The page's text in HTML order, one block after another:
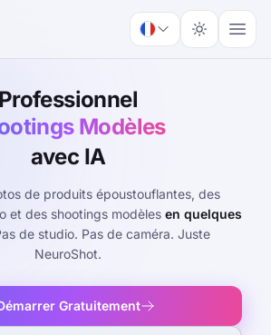
Professionnel
de Logo
avec IA
de produits époustouflantes, des
et des shootings modèles en quelques
de studio. Pas de caméra. Juste
NeuroShot.
Gratuitement